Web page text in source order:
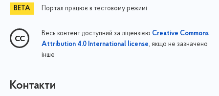
Портал працює в тестовому режимі
Весь контент доступний за ліцензією Creative Commons
Attribution 4.0 International license, якщо не зазначено
інше
Контакти